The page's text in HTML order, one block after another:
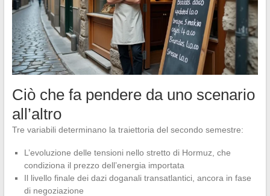
Ciò che fa pendere da uno scenario
all’altro
Tre variabili determinano la traiettoria del secondo semestre:
L’evoluzione delle tensioni nello stretto di Hormuz, che
condiziona il prezzo dell’energia importata
Il livello finale dei dazi doganali transatlantici, ancora in fase
di negoziazione